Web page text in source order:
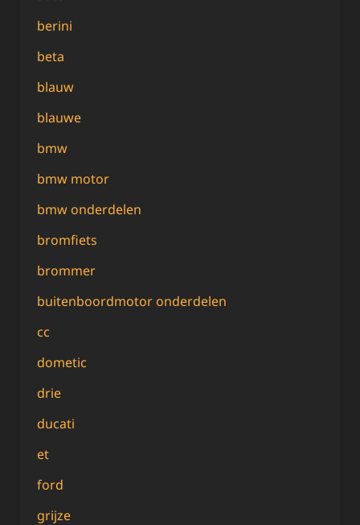
berini
beta
blauw
blauwe
bmw
bmw motor
bmw onderdelen
bromfiets
brommer
buitenboordmotor onderdelen
cc
dometic
drie
ducati
et
ford
grijze